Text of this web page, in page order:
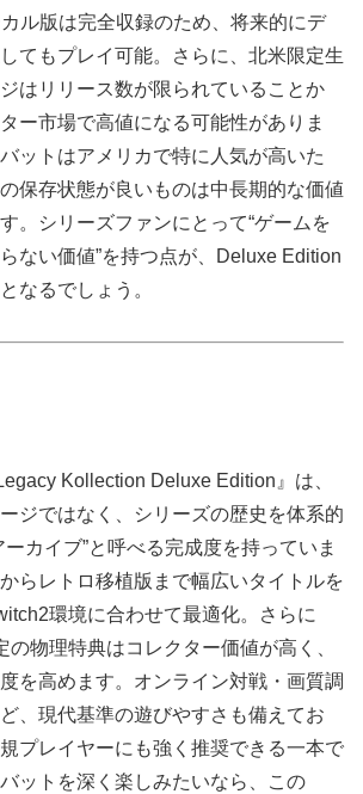
ル版は完全収録のため、将来的にデ
てもプレイ可能。さらに、北米限定生
はリリース数が限られていることか
ー市場で高値になる可能性がありま
ットはアメリカで特に人気が高いた
保存状態が良いものは中長期的な価値
。シリーズファンにとって“ゲームを
ない価値”を持つ点が、Deluxe Edition
なるでしょう。
Kollection Deluxe Edition』は、
ジではなく、シリーズの歴史を体系的
カイブ”と呼べる完成度を持っていま
らレトロ移植版まで幅広いタイトルを
環境に合わせて最適化。さらに
の物理特典はコレクター価値が高く、
を高めます。オンライン対戦・画質調
、現代基準の遊びやすさも備えてお
プレイヤーにも強く推奨できる一本で
ットを深く楽しみたいなら、この